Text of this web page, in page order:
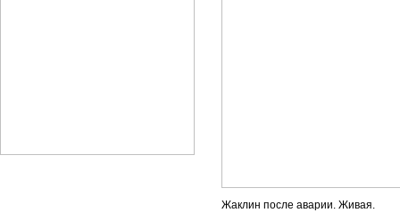
Жаклин после аварии. Живая.